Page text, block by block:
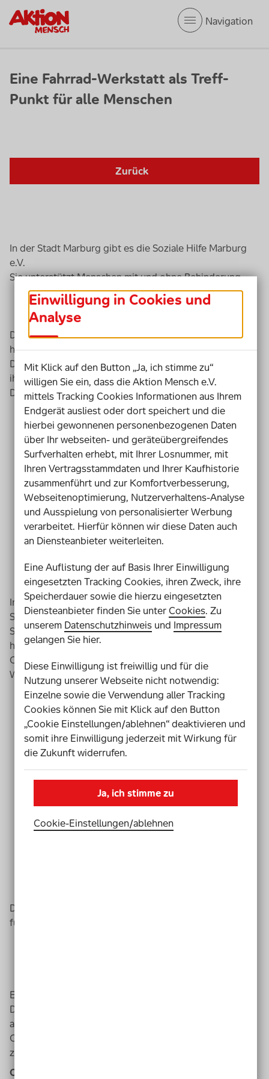
Mobile
Eine Fahrrad-Werkstatt als Treff-
Punkt für alle Menschen
Zurück
In der Stadt Marburg gibt es die Soziale Hilfe Marburg
e.V.
Sie unterstützt Menschen mit und ohne Behinderung.
Die Soziale Hilfe Marburg e.V.
hat eine Hobby-Rad-Werkstatt aufgemacht.
Dort können Menschen mit und ohne Behinderung
ihr Fahrrad selbst reparieren.
Das kostet nur wenig Geld.
In der Hobby-Werkstatt arbeitet eine Fach-Kraft.
Sie weiß sehr viel über Fahrräder.
Sie kann den Menschen beim Reparieren vom Fahrrad
helfen.
Oder sie kann ihnen Tipps und Infos geben.
Wie sie ihr Fahrrad gut reparieren können.
Die Hobby-Werkstatt soll aber auch ein Treff-Punkt
für viele verschiedene Menschen sein.
Es gibt auch Arbeits-Plätze in der Hobby-Werkstatt.
Da können Menschen mit und ohne Behinderung
arbeiten.
Oder sie können eine Ausbildung
zum
Coach
Einwilligung in Cookies und
Analyse
Mit Klick auf den Button „Ja, ich stimme zu“
willigen Sie ein, dass die Aktion Mensch e.V.
mittels Tracking Cookies Informationen aus Ihrem
Endgerät ausliest oder dort speichert und die
hierbei gewonnenen personenbezogenen Daten
über Ihr webseiten- und geräteübergreifendes
Surfverhalten erhebt, mit Ihrer Losnummer, mit
Ihren Vertragsstammdaten und Ihrer Kaufhistorie
zusammenführt und zur Komfortverbesserung,
Webseitenoptimierung, Nutzerverhaltens-Analyse
und Ausspielung von personalisierter Werbung
verarbeitet. Hierfür können wir diese Daten auch
an Diensteanbieter weiterleiten.
Eine Auflistung der auf Basis Ihrer Einwilligung
eingesetzten Tracking Cookies, ihren Zweck, ihre
Speicherdauer sowie die hierzu eingesetzten
Diensteanbieter finden Sie unterCookies. Zu
unserem Datenschutzhinweis und Impressum
gelangen Sie hier.
Diese Einwilligung ist freiwillig und für die
Nutzung unserer Webseite nicht notwendig:
Einzelne sowie die Verwendung aller Tracking
Cookies können Sie mit Klick auf den Button
„Cookie Einstellungen/ablehnen“ deaktivieren und
somit ihre Einwilligung jederzeit mit Wirkung für
die Zukunft widerrufen.
Ja, ich stimme zu
Cookie-Einstellungen­/­ablehnen